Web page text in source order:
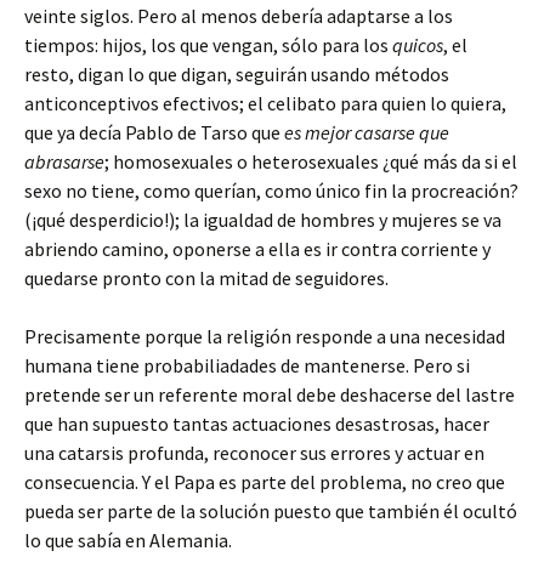
veinte siglos. Pero al menos debería adaptarse a los
tiempos: hijos, los que vengan, sólo para los quicos, el
resto, digan lo que digan, seguirán usando métodos
anticonceptivos efectivos; el celibato para quien lo quiera,
que ya decía Pablo de Tarso que es mejor casarse que
abrasarse; homosexuales o heterosexuales ¿qué más da si el
sexo no tiene, como querían, como único fin la procreación?
(¡qué desperdicio!); la igualdad de hombres y mujeres se va
abriendo camino, oponerse a ella es ir contra corriente y
quedarse pronto con la mitad de seguidores.
Precisamente porque la religión responde a una necesidad
humana tiene probabiliadades de mantenerse. Pero si
pretende ser un referente moral debe deshacerse del lastre
que han supuesto tantas actuaciones desastrosas, hacer
una catarsis profunda, reconocer sus errores y actuar en
consecuencia. Y el Papa es parte del problema, no creo que
pueda ser parte de la solución puesto que también él ocultó
lo que sabía en Alemania.